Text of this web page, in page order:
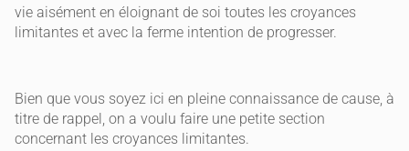
vie aisément en éloignant de soi toutes les croyances
limitantes et avec la ferme intention de progresser.
Bien que vous soyez ici en pleine connaissance de cause, à
titre de rappel, on a voulu faire une petite section
concernant les croyances limitantes.